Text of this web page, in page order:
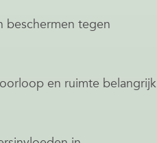
beschermen tegen
en ruimte belangrijk